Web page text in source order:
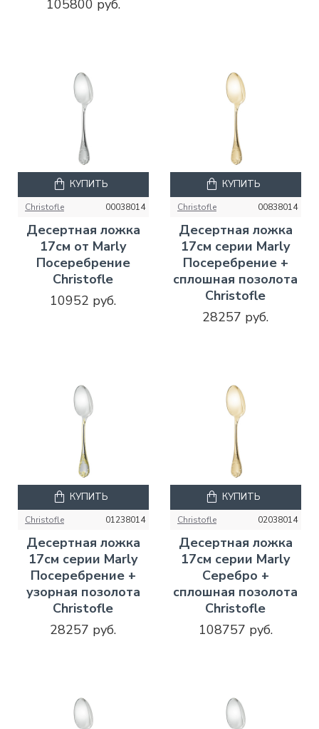
105800 руб.
Christofle 00038014
Десертная ложка
17см от Marly
Посеребрение
Christofle
10952 руб.
КУПИТЬ
Christofle 00838014
Десертная ложка
17см серии Marly
Посеребрение +
сплошная позолота
Christofle
28257 руб.
КУПИТЬ
Christofle 01238014
Десертная ложка
17см серии Marly
Посеребрение +
узорная позолота
Christofle
28257 руб.
КУПИТЬ
Christofle 02038014
Десертная ложка
17см серии Marly
Серебро +
сплошная позолота
Christofle
108757 руб.
КУПИТЬ